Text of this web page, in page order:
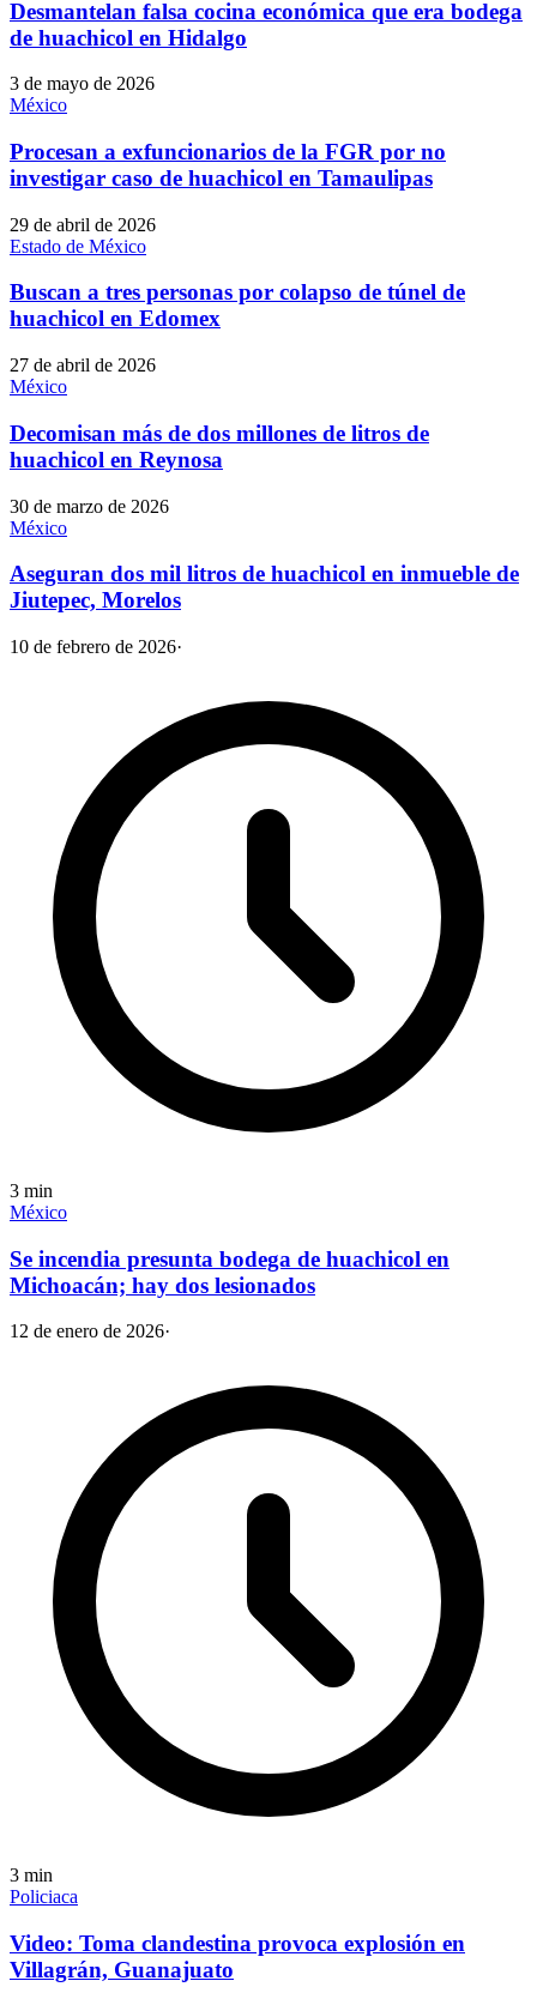
Desmantelan falsa cocina económica que era bodega
de huachicol en Hidalgo
3 de mayo de 2026
México
Procesan a exfuncionarios de la FGR por no
investigar caso de huachicol en Tamaulipas
29 de abril de 2026
Estado de México
Buscan a tres personas por colapso de túnel de
huachicol en Edomex
27 de abril de 2026
México
Decomisan más de dos millones de litros de
huachicol en Reynosa
30 de marzo de 2026
México
Aseguran dos mil litros de huachicol en inmueble de
Jiutepec, Morelos
10 de febrero de 2026·
3 min
México
Se incendia presunta bodega de huachicol en
Michoacán; hay dos lesionados
12 de enero de 2026·
3 min
Policiaca
Video: Toma clandestina provoca explosión en
Villagrán, Guanajuato